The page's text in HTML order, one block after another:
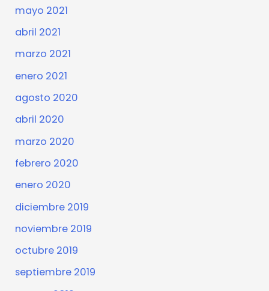
mayo 2021
abril 2021
marzo 2021
enero 2021
agosto 2020
abril 2020
marzo 2020
febrero 2020
enero 2020
diciembre 2019
noviembre 2019
octubre 2019
septiembre 2019